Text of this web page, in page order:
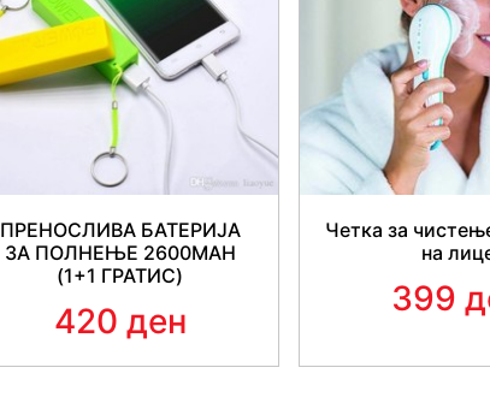
ПРЕНОСЛИВА БАТЕРИЈА
ЗА ПОЛНЕЊЕ 2600MAH
(1+1 ГРАТИС)
420 ден
Четка за
на
399